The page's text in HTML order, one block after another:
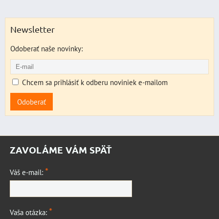
Newsletter
Odoberať naše novinky:
Chcem sa prihlásiť k odberu noviniek e-mailom
Odoberať
ZAVOLÁME VÁM SPÄŤ
Váš e-mail: *
Vaša otázka: *